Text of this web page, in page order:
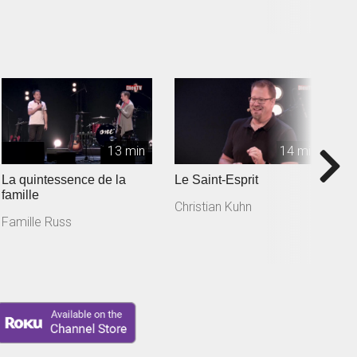
13 min
La quintessence de la
famille
Famille Russ
14 min
Le Saint-Esprit
Christian Kuhn